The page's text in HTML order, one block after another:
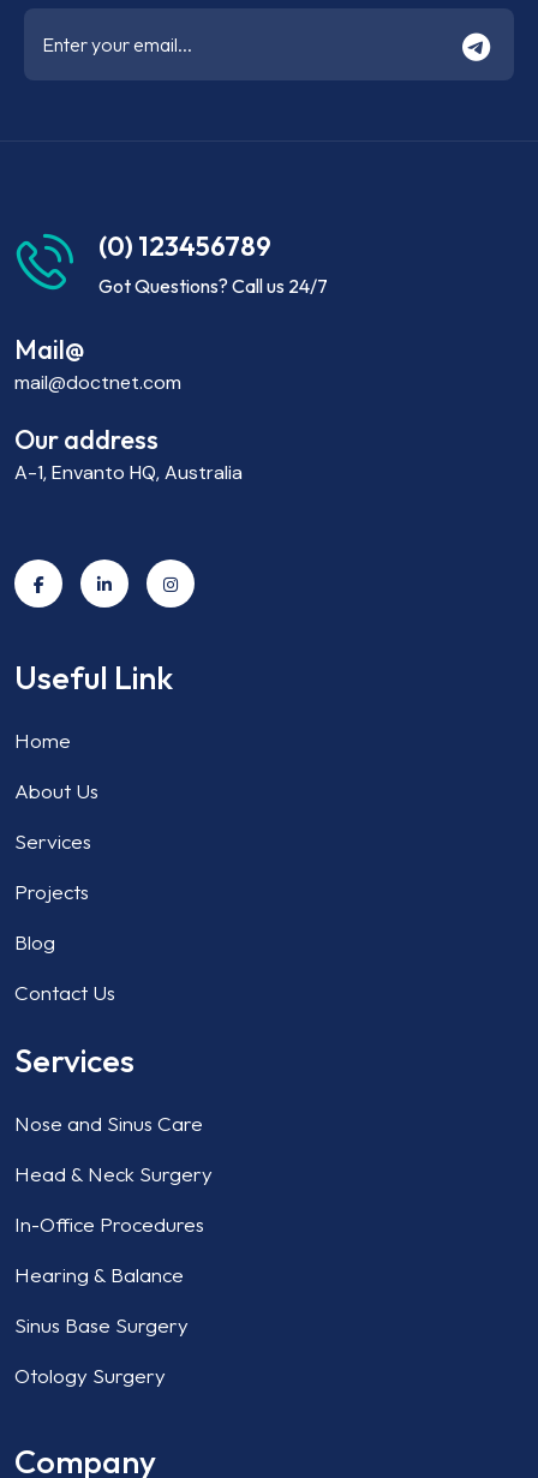
(0) 123456789
Got Questions? Call us 24/7
Mail@
mail@doctnet.com
Our address
A-1, Envanto HQ, Australia
Useful Link
Home
About Us
Services
Projects
Blog
Contact Us
Services
Nose and Sinus Care
Head & Neck Surgery
In-Office Procedures
Hearing & Balance
Sinus Base Surgery
Otology Surgery
Company